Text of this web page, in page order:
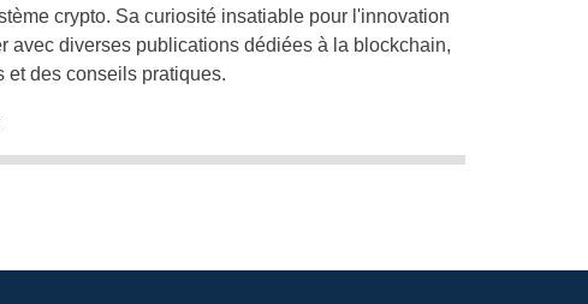
crypto. Sa curiosité insatiable pour l'innovation
avec diverses publications dédiées à la blockchain,
des conseils pratiques.